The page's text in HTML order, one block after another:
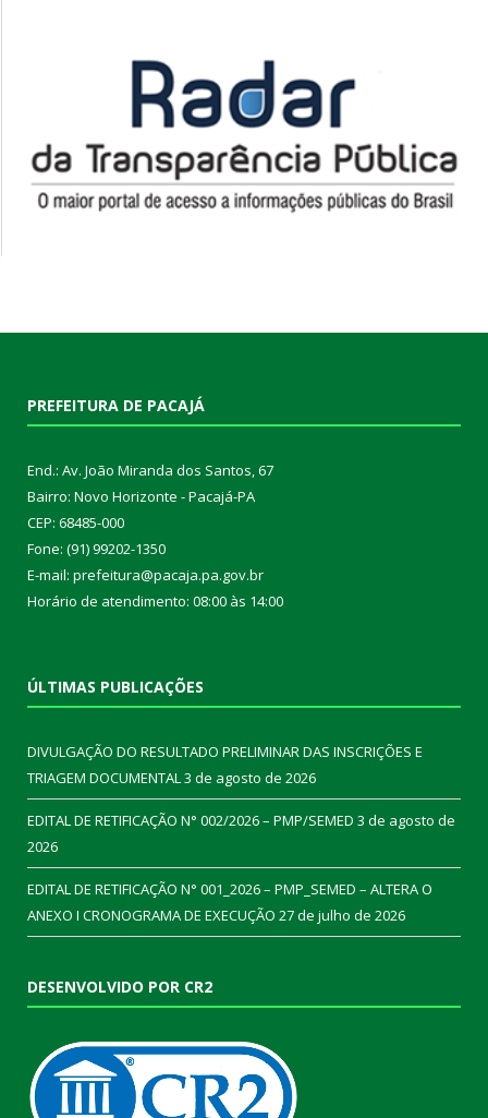
PREFEITURA DE PACAJÁ
End.: Av. João Miranda dos Santos, 67
Bairro: Novo Horizonte - Pacajá-PA
CEP: 68485-000
Fone: (91) 99202-1350
E-mail: prefeitura@pacaja.pa.gov.br
Horário de atendimento: 08:00 às 14:00
ÚLTIMAS PUBLICAÇÕES
DIVULGAÇÃO DO RESULTADO PRELIMINAR DAS INSCRIÇÕES E
TRIAGEM DOCUMENTAL3 de agosto de 2026
EDITAL DE RETIFICAÇÃO N° 002/2026 – PMP/SEMED 3 de agosto de
2026
EDITAL DE RETIFICAÇÃO N° 001_2026 – PMP_SEMED – ALTERA O
ANEXO I CRONOGRAMA DE EXECUÇÃO 27 de julho de 2026
DESENVOLVIDO POR CR2